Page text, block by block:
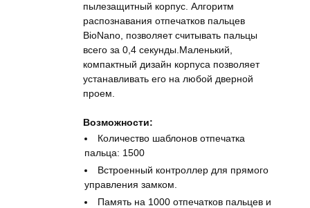
пылезащитный корпус. Алгоритм
распознавания отпечатков пальцев
BioNano, позволяет считывать пальцы
всего за 0,4 секунды.Маленький,
компактный дизайн корпуса позволяет
устанавливать его на любой дверной
проем.
Возможности:
Количество шаблонов отпечатка
пальца: 1500
Встроенный контроллер для прямого
управления замком.
Память на 1000 отпечатков пальцев и